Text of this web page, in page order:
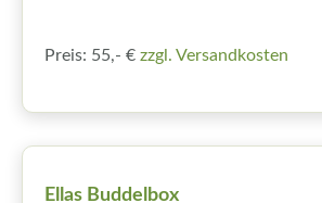
Preis: 55,- € zzgl. Versandkosten
Ellas Buddelbox